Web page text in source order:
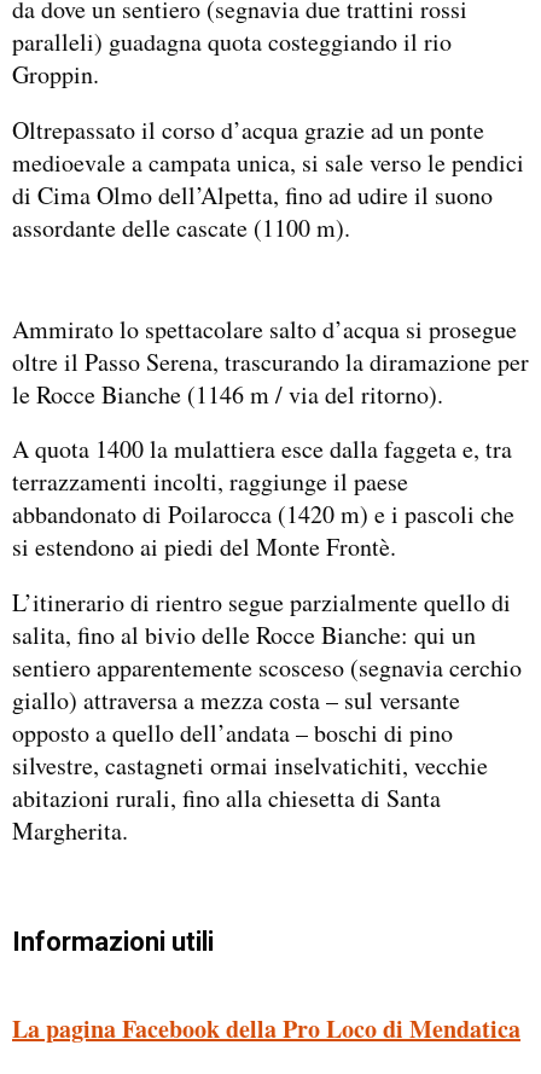
da dove un sentiero (segnavia due trattini rossi
paralleli) guadagna quota costeggiando il rio
Groppin.
Oltrepassato il corso d’acqua grazie ad un ponte
medioevale a campata unica, si sale verso le pendici
di Cima Olmo dell’Alpetta, fino ad udire il suono
assordante delle cascate (1100 m).
Ammirato lo spettacolare salto d’acqua si prosegue
oltre il Passo Serena, trascurando la diramazione per
le Rocce Bianche (1146 m / via del ritorno).
A quota 1400 la mulattiera esce dalla faggeta e, tra
terrazzamenti incolti, raggiunge il paese
abbandonato di Poilarocca (1420 m) e i pascoli che
si estendono ai piedi del Monte Frontè.
L’itinerario di rientro segue parzialmente quello di
salita, fino al bivio delle Rocce Bianche: qui un
sentiero apparentemente scosceso (segnavia cerchio
giallo) attraversa a mezza costa – sul versante
opposto a quello dell’andata – boschi di pino
silvestre, castagneti ormai inselvatichiti, vecchie
abitazioni rurali, fino alla chiesetta di Santa
Margherita.
Informazioni utili
La pagina Facebook della Pro Loco di Mendatica